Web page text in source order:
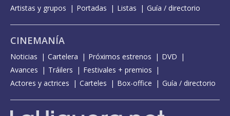
Artistas y grupos
Portadas Listas Guía / directorio
CINEMANÍA
Noticias Cartelera Próximos estrenos
DVD
Avances
Tráilers
Festivales + premios
Actores y actrices
Carteles Box-office Guía / directorio